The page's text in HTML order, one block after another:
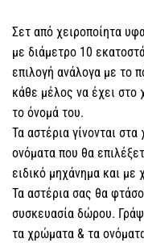
Σετ από χειροποίητα
με διάμετρο 10
επιλογή ανάλογα με το
κάθε μέλος να έχει στο
το όνομά του.
Τα αστέρια γίνονται
ονόματα που θα
ειδικό μηχάνημα και με
Τα αστέρια σας θα
συσκευασία δώρου.
τα χρώματα & τα